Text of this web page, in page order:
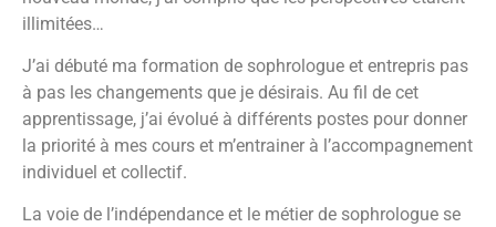
illimitées…
J’ai débuté ma formation de sophrologue et entrepris pas
à pas les changements que je désirais. Au fil de cet
apprentissage, j’ai évolué à différents postes pour donner
la priorité à mes cours et m’entrainer à l’accompagnement
individuel et collectif.
La voie de l’indépendance et le métier de sophrologue se